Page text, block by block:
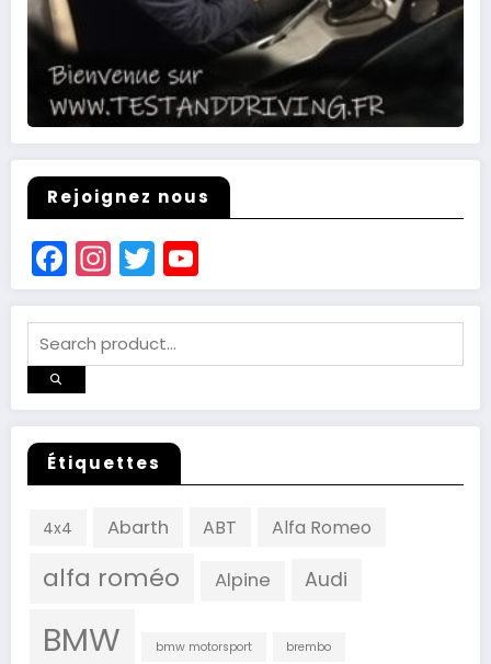
Rejoignez nous
Facebook
Instagram
Twitter
Channel
Étiquettes
4x4 Abarth ABT Alfa Romeo
alfa roméo Alpine Audi
BMW bmw motorsport brembo